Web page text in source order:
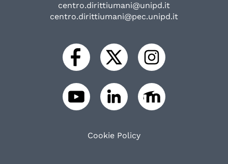
centro.dirittiumani@unipd.it
centro.dirittiumani@pec.unipd.it
Cookie Policy